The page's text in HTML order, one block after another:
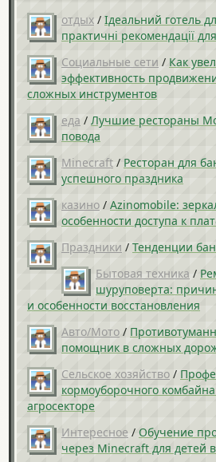
отдых / Ідеальний готель
практичні рекомендації
Социальные сети / Как
эффективность
сложных инструментов
еда / Лучшие рестораны
повода
Minecraft / Ресторан для
успешного праздника
казино / Azinomobile:
особенности доступа к
Праздники / Тенденции
Бытовая техника /
шуруповерта:
и особенности восстановления
Авто/Мото /
помощник в сложных
Сельское хозяйство /
кормоуборочного
агросекторе
Интересное / Обучение
через Minecraft для детей